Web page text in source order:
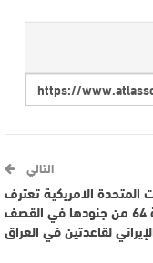
التالي
المتحدة الامريكية تعترف
باصابة 64 من جنودها في القصف
لقاعدتين في العراق